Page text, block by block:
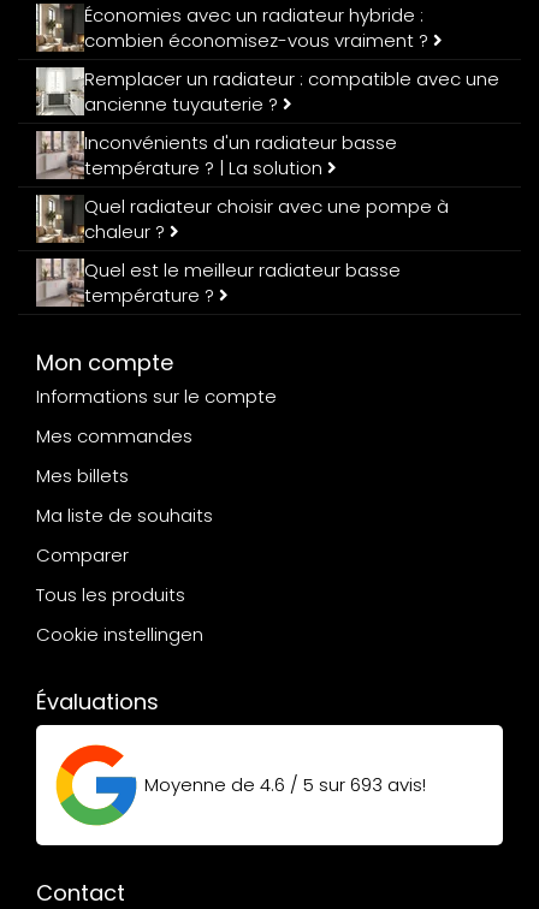
Économies avec un radiateur hybride :
combien économisez-vous vraiment ?
Remplacer un radiateur : compatible avec une
ancienne tuyauterie ?
Inconvénients d'un radiateur basse
température ? | La solution
Quel radiateur choisir avec une pompe à
chaleur ?
Quel est le meilleur radiateur basse
température ?
Mon compte
Informations sur le compte
Mes commandes
Mes billets
Ma liste de souhaits
Comparer
Tous les produits
Cookie instellingen
Évaluations
Moyenne de 4.6 / 5 sur693 avis!
Contact